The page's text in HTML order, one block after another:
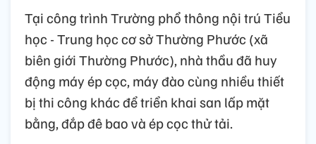
Tại công trình Trường phổ thông nội trú Tiểu
học - Trung học cơ sở Thường Phước (xã
biên giới Thường Phước), nhà thầu đã huy
động máy ép cọc, máy đào cùng nhiều thiết
bị thi công khác để triển khai san lấp mặt
bằng, đắp đê bao và ép cọc thử tải.